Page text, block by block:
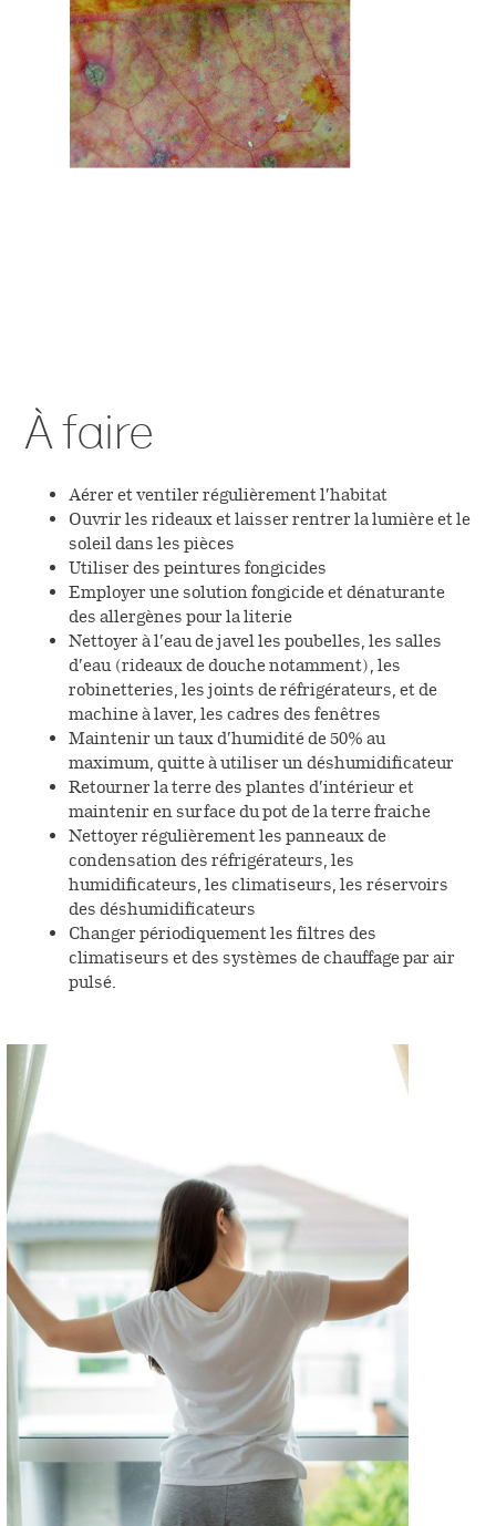
À faire
Aérer et ventiler régulièrement l’habitat
Ouvrir les rideaux et laisser rentrer la lumière et le
soleil dans les pièces
Utiliser des peintures fongicides
Employer une solution fongicide et dénaturante
des allergènes pour la literie
Nettoyer à l’eau de javel les poubelles, les salles
d’eau (rideaux de douche notamment), les
robinetteries, les joints de réfrigérateurs, et de
machine à laver, les cadres des fenêtres
Maintenir un taux d’humidité de 50% au
maximum, quitte à utiliser un déshumidificateur
Retourner la terre des plantes d’intérieur et
maintenir en surface du pot de la terre fraiche
Nettoyer régulièrement les panneaux de
condensation des réfrigérateurs, les
humidificateurs, les climatiseurs, les réservoirs
des déshumidificateurs
Changer périodiquement les filtres des
climatiseurs et des systèmes de chauffage par air
pulsé.